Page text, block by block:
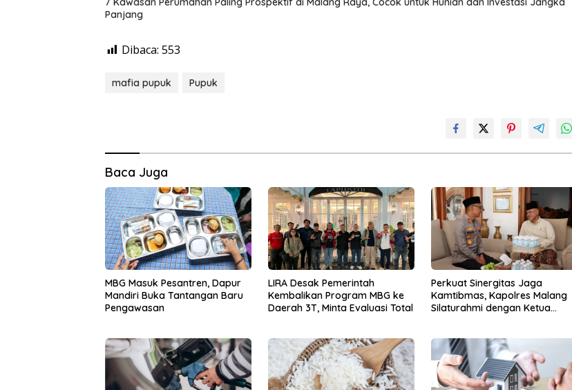
Panjang
Dibaca: 553
mafia pupuk Pupuk
Baca Juga
MBG Masuk Pesantren, Dapur
Mandiri Buka Tantangan Baru
Pengawasan
LIRA Desak Pemerintah
Kembalikan Program MBG ke
Daerah 3T, Minta Evaluasi Total
Perkuat Sinergitas Jaga
Kamtibmas, Kapolres Malang
Silaturahmi dengan Ketua